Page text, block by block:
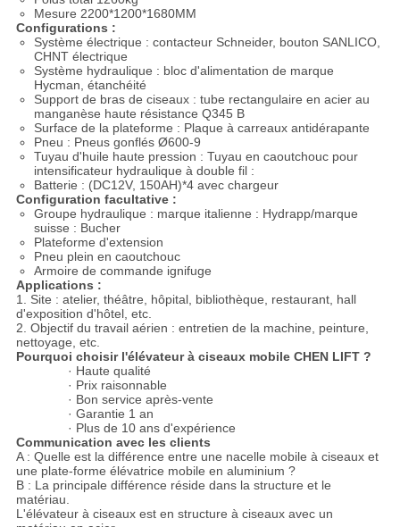
Mesure 2200*1200*1680MM
Configurations :
Système électrique : contacteur Schneider, bouton SANLICO,
CHNT électrique
Système hydraulique : bloc d'alimentation de marque
Hycman, étanchéité
Support de bras de ciseaux : tube rectangulaire en acier au
manganèse haute résistance Q345 B
Surface de la plateforme : Plaque à carreaux antidérapante
Pneu : Pneus gonflés Ø600-9
Tuyau d'huile haute pression : Tuyau en caoutchouc pour
intensificateur hydraulique à double fil :
Batterie : (DC12V, 150AH)*4 avec chargeur
Configuration facultative :
Groupe hydraulique : marque italienne : Hydrapp/marque
suisse : Bucher
Plateforme d'extension
Pneu plein en caoutchouc
Armoire de commande ignifuge
Applications :
1. Site : atelier, théâtre, hôpital, bibliothèque, restaurant, hall
d'exposition d'hôtel, etc.
2. Objectif du travail aérien : entretien de la machine, peinture,
nettoyage, etc.
Pourquoi choisir l'élévateur à ciseaux mobile CHEN LIFT ?
· Haute qualité
· Prix raisonnable
· Bon service après-vente
· Garantie 1 an
· Plus de 10 ans d'expérience
Communication avec les clients
A : Quelle est la différence entre une nacelle mobile à ciseaux et
une plate-forme élévatrice mobile en aluminium ?
B : La principale différence réside dans la structure et le
matériau.
L'élévateur à ciseaux est en structure à ciseaux avec un